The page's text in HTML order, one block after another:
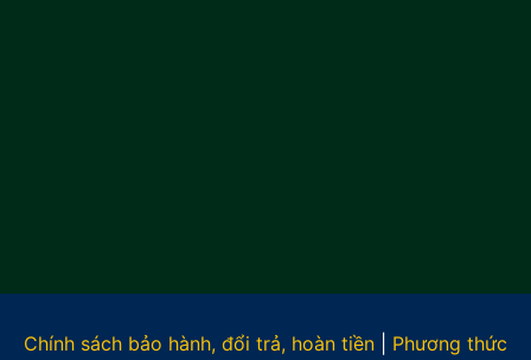
Chính sách bảo hành, đổi trả, hoàn tiền
Phương thức